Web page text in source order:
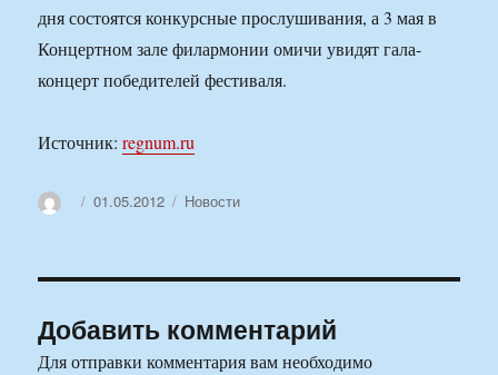
дня состоятся конкурсные прослушивания, а 3 мая в
Концертном зале филармонии омичи увидят гала-
концерт победителей фестиваля.
Источник:regnum.ru
АвторОпубликовано
01.05.2012 Рубрики
Новости
Добавить комментарий
Для отправки комментария вам необходимо